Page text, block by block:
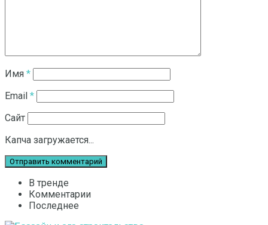
Имя *
Email *
Сайт
Капча загружается...
В тренде
Комментарии
Последнее